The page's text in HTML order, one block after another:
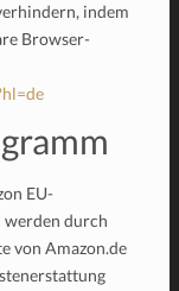
indem
Browser-
EU-
werden durch
von Amazon.de